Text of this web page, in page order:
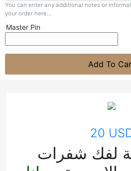
You can enter any additional notes or
your order here...
Master Pin
Add To
20